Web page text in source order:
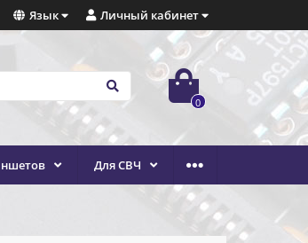
Личный кабинет
Язык
0
Для СВЧ